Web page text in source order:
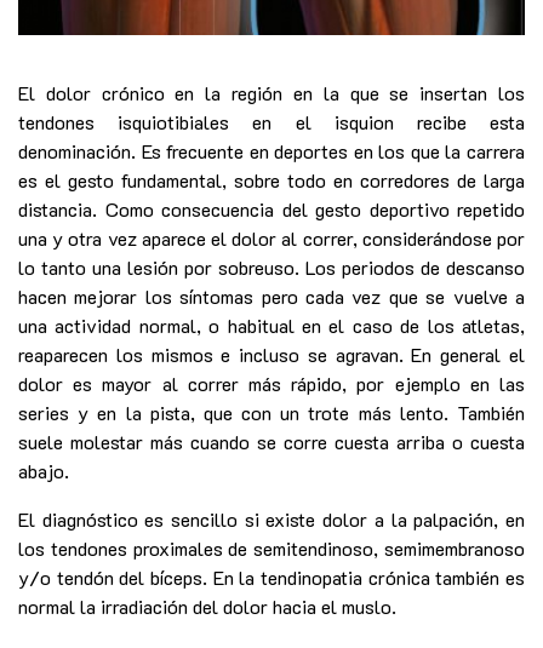
El dolor crónico en la región en la que se insertan los
tendones isquiotibiales en el isquion recibe esta
denominación. Es frecuente en deportes en los que la carrera
es el gesto fundamental, sobre todo en corredores de larga
distancia. Como consecuencia del gesto deportivo repetido
una y otra vez aparece el dolor al correr, considerándose por
lo tanto una lesión por sobreuso. Los periodos de descanso
hacen mejorar los síntomas pero cada vez que se vuelve a
una actividad normal, o habitual en el caso de los atletas,
reaparecen los mismos e incluso se agravan. En general el
dolor es mayor al correr más rápido, por ejemplo en las
series y en la pista, que con un trote más lento. También
suele molestar más cuando se corre cuesta arriba o cuesta
abajo.
El diagnóstico es sencillo si existe dolor a la palpación, en
los tendones proximales de semitendinoso, semimembranoso
y/o tendón del bíceps. En la tendinopatia crónica también es
normal la irradiación del dolor hacia el muslo.